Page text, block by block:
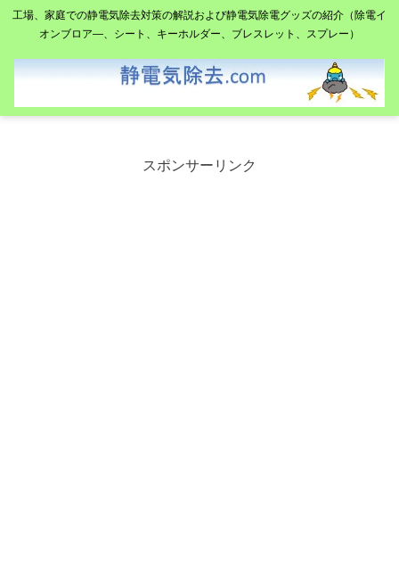
工場、家庭での静電気除去対策の解説および静電気除電グッズの紹介（除電イ
オンブロア―、シート、キーホルダー、ブレスレット、スプレー）
スポンサーリンク